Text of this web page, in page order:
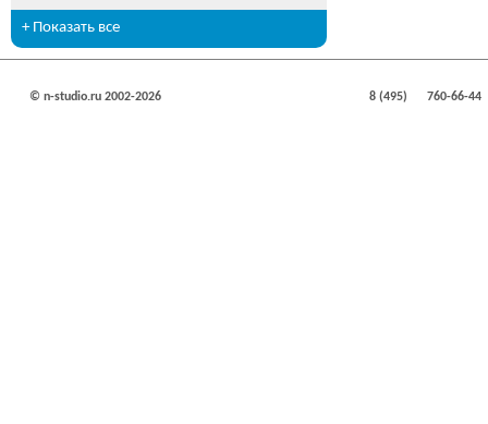
+ Показать все
© n-studio.ru 2002-2026 8 (495) 760-66-44